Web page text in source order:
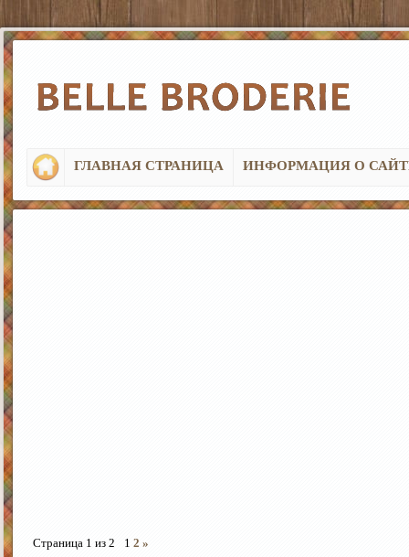
ГЛАВНАЯ СТРАНИЦА ИНФОРМАЦИЯ О
Страница 1 из 2 1 2 »